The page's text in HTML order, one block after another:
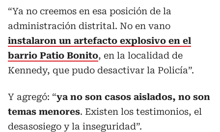
“Ya no creemos en esa posición de la
administración distrital. No en vano
instalaron un artefacto explosivo en el
barrio Patio Bonito, en la localidad de
Kennedy, que pudo desactivar la Policía”.
Y agregó: “ya no son casos aislados, no son
temas menores. Existen los testimonios, el
desasosiego y la inseguridad”.